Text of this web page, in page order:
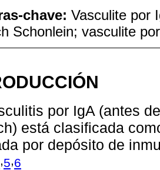
chave: Vasculite por
Schonlein; vasculite
por IgA (antes
está clasificada
por depósito de
5 6